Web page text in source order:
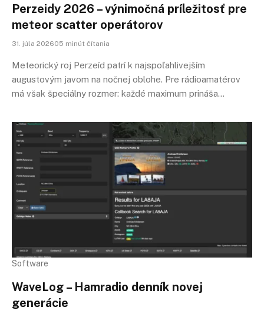
Perzeidy 2026 – výnimočná príležitosť pre
meteor scatter operátorov
31. júla 202605 minút čítania
Meteorický roj Perzeíd patrí k najspoľahlivejším
augustovým javom na nočnej oblohe. Pre rádioamatérov
má však špeciálny rozmer: každé maximum prináša…
Software
WaveLog – Hamradio denník novej
generácie